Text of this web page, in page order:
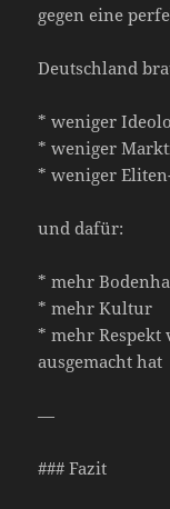
gegen eine
Deutschland
* weniger
* weniger
* weniger
und dafür:
* mehr
* mehr Kultur
* mehr Respekt
ausgemacht hat
—
### Fazit